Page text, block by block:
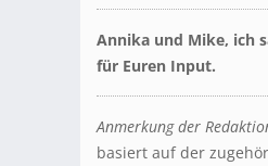
Annika und Mike, ich
für Euren Input.
Anmerkung der
basiert auf der